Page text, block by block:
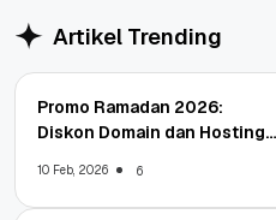
Artikel Trending
Promo Ramadan 2026:
Diskon Domain dan Hosting
10 Feb, 2026 6